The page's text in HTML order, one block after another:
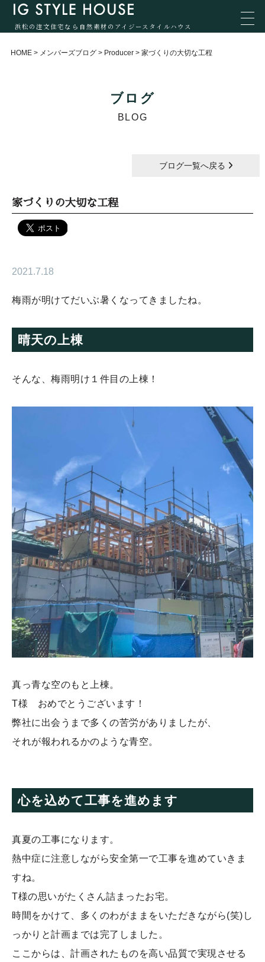
浜松の注文住宅なら自然素材のアイジースタイルハウス
HOME > メンバーズブログ > Producer > 家づくりの大切な工程
ブログ
BLOG
ブログ一覧へ戻る
家づくりの大切な工程
2021.7.18
梅雨が明けてだいぶ暑くなってきましたね。
晴天の上棟
そんな、梅雨明け１件目の上棟！
真っ青な空のもと上棟。
T様 おめでとうございます！
弊社に出会うまで多くの苦労がありましたが、
それが報われるかのような青空。
心を込めて工事を進めます
真夏の工事になります。
熱中症に注意しながら安全第一で工事を進めていきま
すね。
T様の思いがたくさん詰まったお宅。
時間をかけて、多くのわがままをいただきながら(笑)し
っかりと計画までは完了しました。
ここからは、計画されたものを高い品質で実現させる